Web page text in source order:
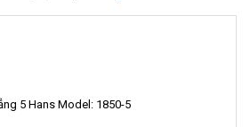
5 Hans Model: 1850-5